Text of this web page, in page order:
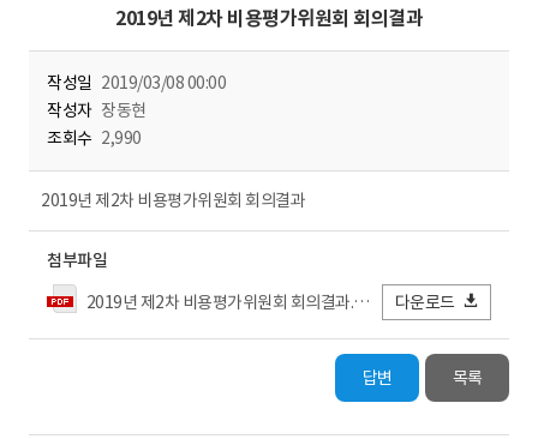
2019년 제2차 비용평가위원회 회의결과
작성일 2019/03/08 00:00
작성자 장동현
조회수 2,990
2019년 제2차 비용평가위원회 회의결과
첨부파일
2019년 제2차 비용평가위원회 회의결과.pdf
다운로드
답변 목록